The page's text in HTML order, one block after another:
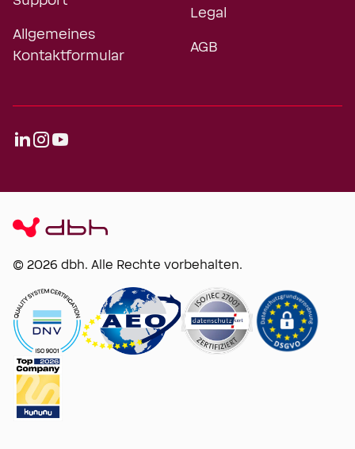
Allgemeines
Kontaktformular
Legal
AGB
© 2026 dbh. Alle Rechte vorbehalten.